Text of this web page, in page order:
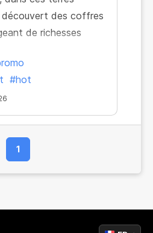
découvert des coffres
de richesses
#hot
1